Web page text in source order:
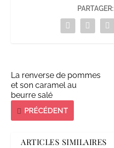
PARTAGER:
La renverse de pommes
et son caramel au
beurre salé
PRÉCÉDENT
ARTICLES SIMILAIRES